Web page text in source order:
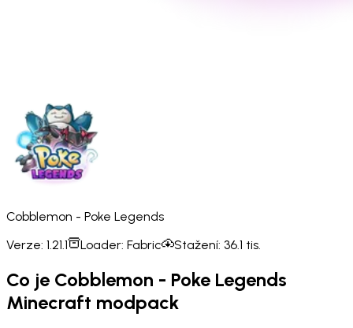
Cobblemon - Poke Legends
Verze: 1.21.1 Loader: Fabric Stažení: 36.1 tis.
Co je Cobblemon - Poke Legends
Minecraft modpack